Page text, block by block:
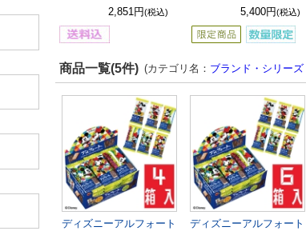
2,851円(税込) 5,400円(税込)
商品一覧(5件) (カテゴリ名： ブランド・シリーズ
ディズニーアルフォート
ディズニーアルフォート